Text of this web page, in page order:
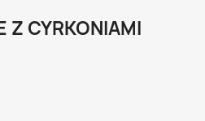
Z CYRKONIAMI